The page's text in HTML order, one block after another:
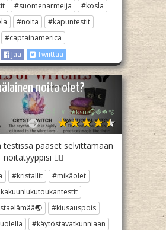
#suomenarmeija
#kosla
#noita
#kapuntestit
#captainamerica
Jaa
Twiittaa
noita olet?
🌻𝄞 . # L★ksu 🎧🍓☘️🫧
testissä pääset selvittämään
noitatyyppisi 🧙‍♂️
#kristallit
#mikäolet
#kiusauspois
#käytöstavatkunniaan